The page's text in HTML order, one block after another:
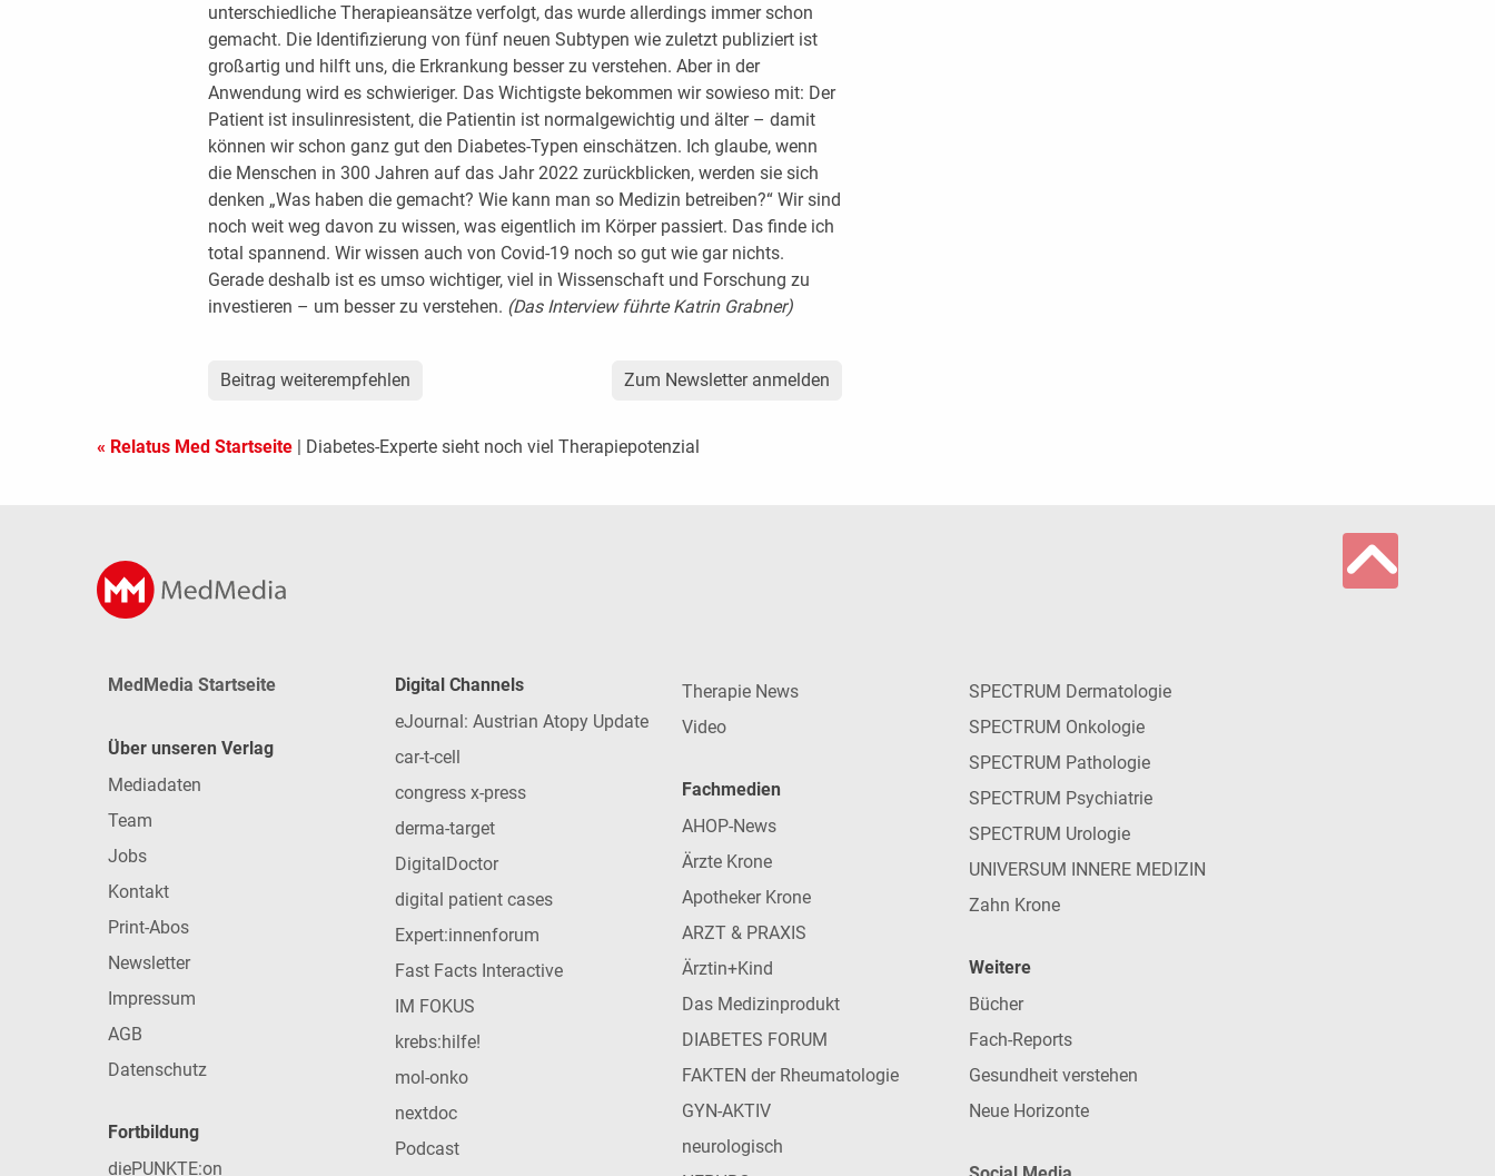
unterschiedliche Therapieansätze verfolgt, das wurde allerdings immer schon
gemacht. Die Identifizierung von fünf neuen Subtypen wie zuletzt publiziert ist
großartig und hilft uns, die Erkrankung besser zu verstehen. Aber in der
Anwendung wird es schwieriger. Das Wichtigste bekommen wir sowieso mit: Der
Patient ist insulinresistent, die Patientin ist normalgewichtig und älter – damit
können wir schon ganz gut den Diabetes-Typen einschätzen. Ich glaube, wenn
die Menschen in 300 Jahren auf das Jahr 2022 zurückblicken, werden sie sich
denken „Was haben die gemacht? Wie kann man so Medizin betreiben?“ Wir sind
noch weit weg davon zu wissen, was eigentlich im Körper passiert. Das finde ich
total spannend. Wir wissen auch von Covid-19 noch so gut wie gar nichts.
Gerade deshalb ist es umso wichtiger, viel in Wissenschaft und Forschung zu
investieren – um besser zu verstehen. (Das Interview führte Katrin Grabner)
Beitrag weiterempfehlen Zum Newsletter anmelden
« Relatus Med Startseite | Diabetes-Experte sieht noch viel Therapiepotenzial
MedMedia Startseite
Über unseren Verlag
Mediadaten
Team
Jobs
Kontakt
Print-Abos
Newsletter
Impressum
AGB
Datenschutz
Fortbildung
diePUNKTE:on
Digital Channels
eJournal: Austrian Atopy Update
car-t-cell
congress x-press
derma-target
DigitalDoctor
digital patient cases
Expert:innenforum
Fast Facts Interactive
IM FOKUS
krebs:hilfe!
mol-onko
nextdoc
Podcast
Therapie News
Video
Fachmedien
AHOP-News
Ärzte Krone
Apotheker Krone
ARZT & PRAXIS
Ärztin+Kind
Das Medizinprodukt
DIABETES FORUM
FAKTEN der Rheumatologie
GYN-AKTIV
neurologisch
SPECTRUM Dermatologie
SPECTRUM Onkologie
SPECTRUM Pathologie
SPECTRUM Psychiatrie
SPECTRUM Urologie
UNIVERSUM INNERE MEDIZIN
Zahn Krone
Weitere
Bücher
Fach-Reports
Gesundheit verstehen
Neue Horizonte